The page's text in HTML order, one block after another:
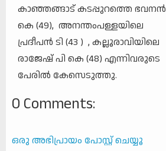
കാഞ്ഞങ്ങാട് കടപ്പുറത്തെ ഭവനൻ
കെ (49), അനന്തംപള്ളയിലെ
പ്രദീപൻ ടി (43 ) , കല്ലൂരാവിയിലെ
രാജേഷ് പി കെ (48) എന്നിവരുടെ
പേരിൽ കേസെടുത്തു.
0 Comments:
ഒരു അഭിപ്രായം പോസ്റ്റ് ചെയ്യൂ